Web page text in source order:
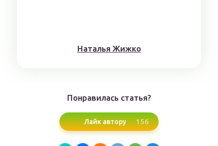
Нaтaлья Жижкo
Понравилась статья?
Лайк автору 156